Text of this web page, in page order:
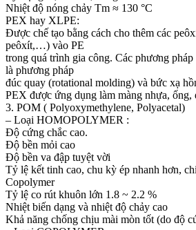
Nhiệt độ nóng chảy Tm ≈ 130 °C
PEX hay XLPE:
Được chế tạo bằng cách cho thêm các
peôxít,…) vào PE
trong quá trình gia công. Các phương
là phương pháp
đúc quay (rotational molding) và bức xạ
PEX được ứng dụng làm màng nhựa, ống,
3. POM ( Polyoxymethylene, Polyacetal)
– Loại HOMOPOLYMER :
Độ cứng chắc cao.
Độ bền mỏi cao
Độ bền va đập tuyệt vời
Tỷ lệ kết tinh cao, chu kỳ ép nhanh hơn,
Copolymer
Tỷ lệ co rút khuôn lớn 1.8 ~ 2.2 %
Nhiệt biến dạng và nhiệt độ chảy cao
Khả năng chống chịu mài mòn tốt (do độ